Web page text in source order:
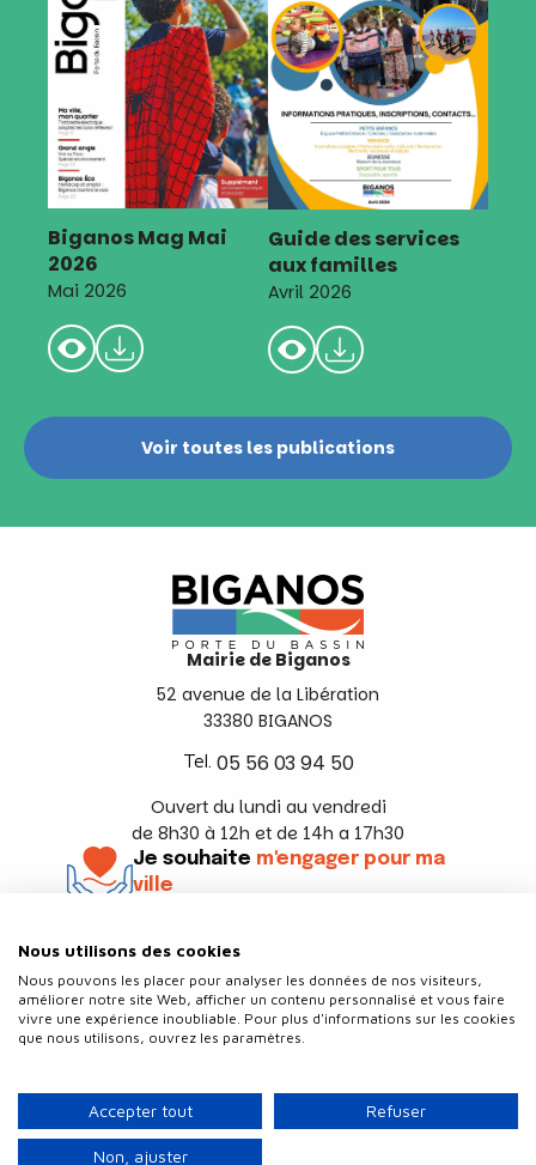
Biganos Mag Mai
2026
Mai 2026
Guide des services
aux familles
Avril 2026
Voir toutes les publications
Mairie de Biganos
52 avenue de la Libération
33380 BIGANOS
Tel. 05 56 03 94 50
Ouvert du lundi au vendredi
de 8h30 à 12h et de 14h a 17h30
Je souhaite m'engager pour ma
ville
Politique de confidentialité
Plan du site
Nous utilisons des cookies
Nous pouvons les placer pour analyser les données de nos visiteurs,
améliorer notre site Web, afficher un contenu personnalisé et vous faire
vivre une expérience inoubliable. Pour plus d'informations sur les cookies
que nous utilisons, ouvrez les paramètres.
Accepter tout Refuser
Non, ajuster